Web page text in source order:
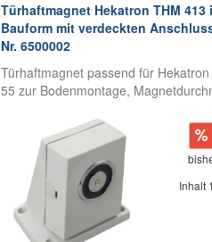
Türhaftmagnet Hekatron THM 413
Bauform mit verdeckten
Nr. 6500002
Türhaftmagnet passend für
55 zur Bodenmontage,
Inhalt